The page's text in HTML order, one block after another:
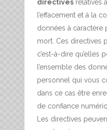
directives relatives
l’effacement et à la
données à caractère
mort. Ces directives
c’est-à-dire qu’elles
l’ensemble des
personnel qui vous
dans ce cas être
de confiance
Les directives